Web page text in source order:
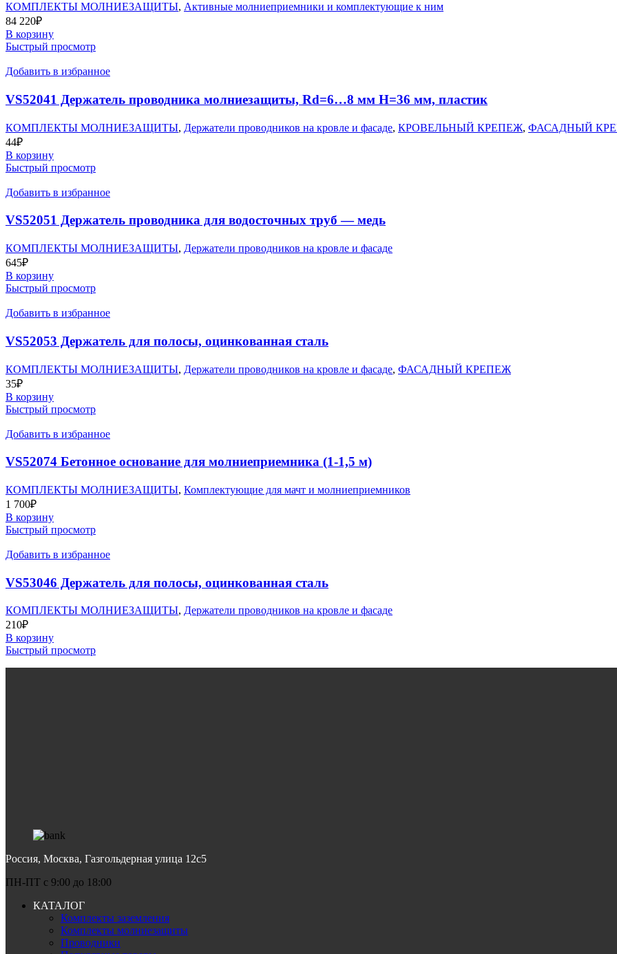
КОМПЛЕКТЫ МОЛНИЕЗАЩИТЫ, Активные молниеприемники и комплектующие к ним
84 220₽
В корзину
Быстрый просмотр
Добавить в избранное
VS52041 Держатель проводника молниезащиты, Rd=6…8 мм H=36 мм, пластик
КОМПЛЕКТЫ МОЛНИЕЗАЩИТЫ, Держатели проводников на кровле и фасаде, КРОВЕЛЬНЫЙ КРЕПЕЖ, ФАСАДНЫЙ
44₽
В корзину
Быстрый просмотр
Добавить в избранное
VS52051 Держатель проводника для водосточных труб — медь
КОМПЛЕКТЫ МОЛНИЕЗАЩИТЫ, Держатели проводников на кровле и фасаде
645₽
В корзину
Быстрый просмотр
Добавить в избранное
VS52053 Держатель для полосы, оцинкованная сталь
КОМПЛЕКТЫ МОЛНИЕЗАЩИТЫ, Держатели проводников на кровле и фасаде, ФАСАДНЫЙ КРЕПЕЖ
35₽
В корзину
Быстрый просмотр
Добавить в избранное
VS52074 Бетонное основание для молниеприемника (1-1,5 м)
КОМПЛЕКТЫ МОЛНИЕЗАЩИТЫ, Комплектующие для мачт и молниеприемников
1 700₽
В корзину
Быстрый просмотр
Добавить в избранное
VS53046 Держатель для полосы, оцинкованная сталь
КОМПЛЕКТЫ МОЛНИЕЗАЩИТЫ, Держатели проводников на кровле и фасаде
210₽
В корзину
Быстрый просмотр
Россия, Москва, Газгольдерная улица 12с5
ПН-ПТ c 9:00 до 18:00
КАТАЛОГ
Комплекты заземления
Комплекты молниезащиты
Проводники